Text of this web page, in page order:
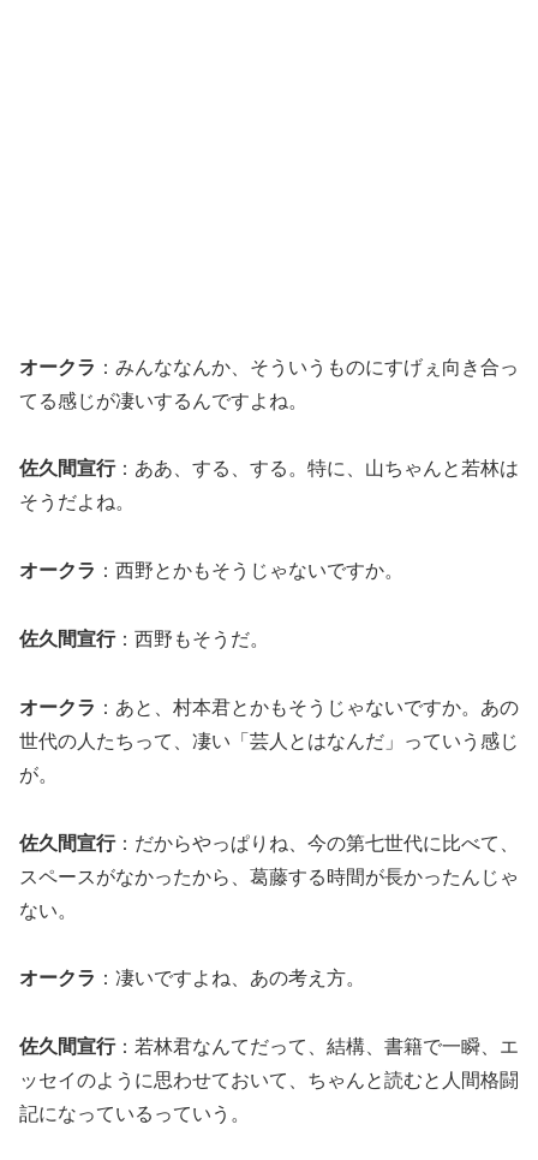
オークラ ：みんななんか、そういうものにすげぇ向き合っ
てる感じが凄いするんですよね。
佐久間宣行：ああ、する、する。特に、山ちゃんと若林は
そうだよね。
オークラ ：西野とかもそうじゃないですか。
佐久間宣行：西野もそうだ。
オークラ ：あと、村本君とかもそうじゃないですか。あの
世代の人たちって、凄い「芸人とはなんだ」っていう感じ
が。
佐久間宣行：だからやっぱりね、今の第七世代に比べて、
スペースがなかったから、葛藤する時間が長かったんじゃ
ない。
オークラ ：凄いですよね、あの考え方。
佐久間宣行：若林君なんてだって、結構、書籍で一瞬、エ
ッセイのように思わせておいて、ちゃんと読むと人間格闘
記になっているっていう。